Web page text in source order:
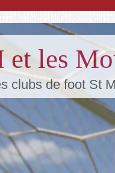
les
clubs de foot St